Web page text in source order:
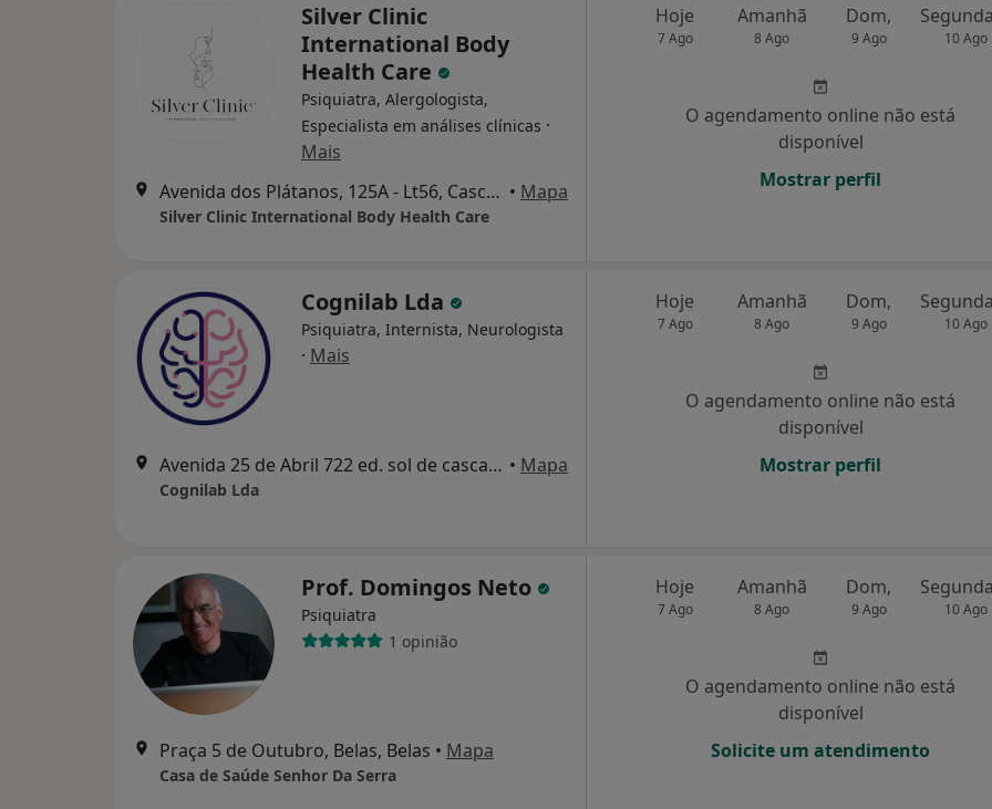
Silver Clinic
International Body
Health Care
Psiquiatra, Alergologista,
Especialista em análises clínicas ·
Mais
Avenida dos Plátanos, 125A - Lt56, Cascais • Mapa
Silver Clinic International Body Health Care
Hoje
7 Ago
Amanhã
8 Ago
Dom,
9 Ago 10 Ago
O agendamento online não está
disponível
Mostrar perfil
Cognilab Lda
Psiquiatra, Internista, Neurologista
· Mais
Avenida 25 de Abril 722 ed. sol de cascais, Cascais • Mapa
Cognilab Lda
Hoje
7 Ago
Amanhã
8 Ago
Dom,
9 Ago 10 Ago
O agendamento online não está
disponível
Mostrar perfil
Prof. Domingos Neto
Psiquiatra
1 opinião
Praça 5 de Outubro, Belas, Belas • Mapa
Casa de Saúde Senhor Da Serra
Hoje
7 Ago
Amanhã
8 Ago
Dom,
9 Ago 10 Ago
O agendamento online não está
disponível
Solicite um atendimento